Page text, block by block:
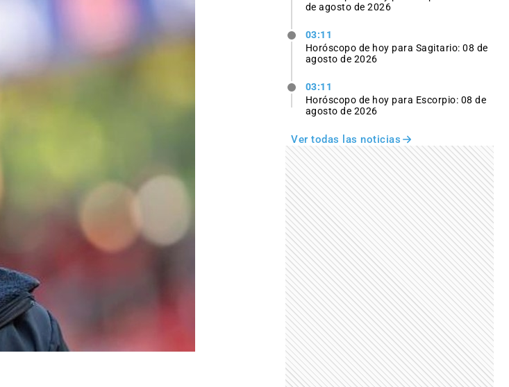
de agosto de 2026
03:11
Horóscopo de hoy para Sagitario: 08 de
agosto de 2026
03:11
Horóscopo de hoy para Escorpio: 08 de
agosto de 2026
Ver todas las noticias